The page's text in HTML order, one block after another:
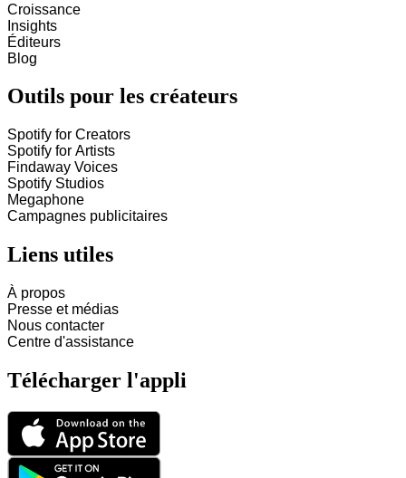
Croissance
Insights
Éditeurs
Blog
Outils pour les créateurs
Spotify for Creators
Spotify for Artists
Findaway Voices
Spotify Studios
Megaphone
Campagnes publicitaires
Liens utiles
À propos
Presse et médias
Nous contacter
Centre d'assistance
Télécharger l'appli